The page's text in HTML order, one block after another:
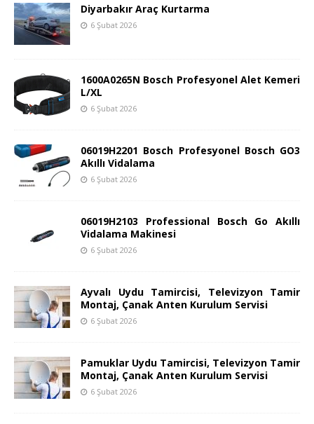
Diyarbakır Araç Kurtarma
6 Şubat 2026
1600A0265N Bosch Profesyonel Alet Kemeri
L/XL
6 Şubat 2026
06019H2201 Bosch Profesyonel Bosch GO3
Akıllı Vidalama
6 Şubat 2026
06019H2103 Professional Bosch Go Akıllı
Vidalama Makinesi
6 Şubat 2026
Ayvalı Uydu Tamircisi, Televizyon Tamir
Montaj, Çanak Anten Kurulum Servisi
6 Şubat 2026
Pamuklar Uydu Tamircisi, Televizyon Tamir
Montaj, Çanak Anten Kurulum Servisi
6 Şubat 2026